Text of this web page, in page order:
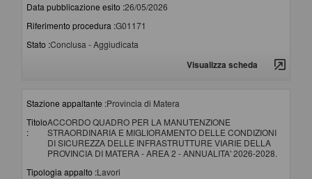
Data pubblicazione esito :26/05/2026
Riferimento procedura :G01171
Stato :Conclusa - Aggiudicata
Visualizza scheda
Stazione appaltante :Provincia di Matera
Titolo
:
ACCORDO QUADRO PER LA MANUTENZIONE
STRAORDINARIA E MIGLIORAMENTO DELLE CONDIZIONI
DI SICUREZZA DELLE INFRASTRUTTURE VIARIE DELLA
PROVINCIA DI MATERA - AREA 2 - ANNUALITA' 2026-2028.
Tipologia appalto :Lavori